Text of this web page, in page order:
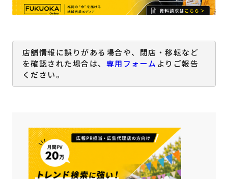
店舗情報に誤りがある場合や、閉店・移転など
を確認された場合は、 専用フォーム よりご報告
ください。